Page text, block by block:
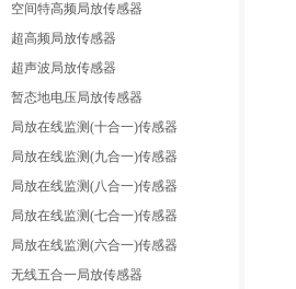
空间特高频局放传感器
超高频局放传感器
超声波局放传感器
暂态地电压局放传感器
局放在线监测(十合一)传感器
局放在线监测(九合一)传感器
局放在线监测(八合一)传感器
局放在线监测(七合一)传感器
局放在线监测(六合一)传感器
无线五合一局放传感器